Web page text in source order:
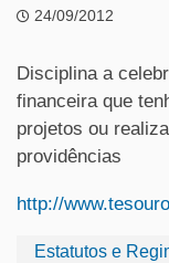
Estatutos e
24/09/2012
Disciplina a
financeira que
projetos ou
providências
http://